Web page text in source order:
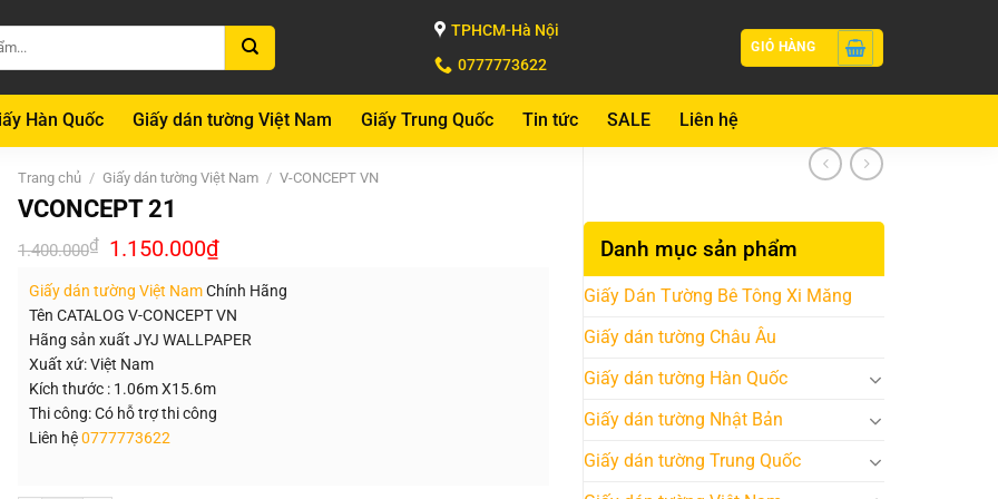
TPHCM-Hà Nội
0777773622
GIỎ HÀNG
Hàn Quốc Giấy dán tường Việt Nam Giấy Trung Quốc Tin tức SALE Liên hệ
Danh mục sản phẩm
Giấy Dán Tường Bê Tông Xi Măng
Giấy dán tường Châu Âu
Giấy dán tường Hàn Quốc
Giấy dán tường Nhật Bản
Giấy dán tường Trung Quốc
Trang chủ / Giấy dán tường Việt Nam / V-CONCEPT VN
VCONCEPT 21
1.400.000₫ Giá
gốc
1.400.000₫.
1.150.000₫Giá
hiện
là:
1.150.000₫.
Giấy dán tường Việt NamChính Hãng
Tên CATALOG V-CONCEPT VN
Hãng sản xuất JYJ WALLPAPER
Xuất xứ: Việt Nam
Kích thước : 1.06m X15.6m
Thi công: Có hỗ trợ thi công
Liên hệ0777773622